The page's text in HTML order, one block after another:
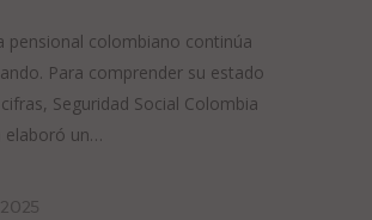
pensional colombiano continúa
Para comprender su estado
Seguridad Social Colombia
elaboró un…